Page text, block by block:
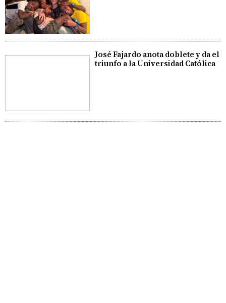
José Fajardo anota doblete y da el
triunfo a la Universidad Católica